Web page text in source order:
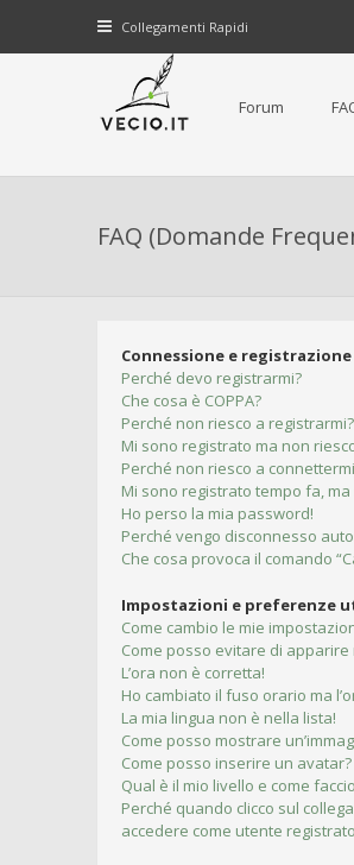
Collegamenti Rapidi
Forum
FAQ (Domande
Connessione e registrazione
Perché devo registrarmi?
Che cosa è COPPA?
Perché non riesco a registrarmi?
Mi sono registrato ma non
Perché non riesco a
Mi sono registrato tempo fa,
Ho perso la mia password!
Perché vengo disconnesso
Che cosa provoca il comando
Impostazioni e preferenze
Come cambio le mie
Come posso evitare di
L’ora non è corretta!
Ho cambiato il fuso orario ma
La mia lingua non è nella lista!
Come posso mostrare
Come posso inserire un avatar?
Qual è il mio livello e come
Perché quando clicco sul
accedere come utente